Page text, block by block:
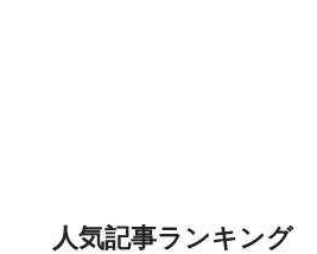
人気記事ランキング